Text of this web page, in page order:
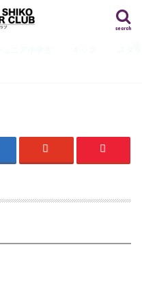
search